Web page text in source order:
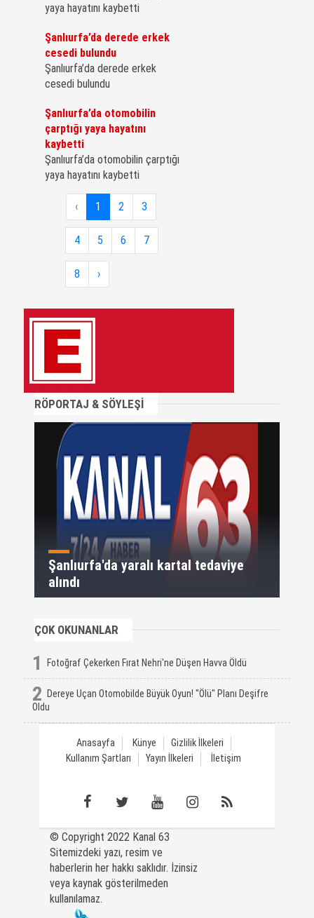
yaya hayatını kaybetti
Şanlıurfa’da derede erkek
cesedi bulundu
Şanlıurfa’da derede erkek
cesedi bulundu
Şanlıurfa’da otomobilin
çarptığı yaya hayatını
kaybetti
Şanlıurfa’da otomobilin çarptığı
yaya hayatını kaybetti
‹ 1 2 3
4 5 6 7
8 ›
RÖPORTAJ & SÖYLEŞİ
Şanlıurfa'da yaralı kartal tedaviye
alındı
ÇOK OKUNANLAR
1 Fotoğraf Çekerken Fırat Nehri'ne Düşen Havva Öldü
2
Dereye Uçan Otomobilde Büyük Oyun! "Ölü" Planı Deşifre
Oldu
Anasayfa Künye
Gizlilik İlkeleri
Kullanım Şartları
Yayın İlkeleri İletişim
© Copyright 2022 Kanal 63
Sitemizdeki yazı, resim ve
haberlerin her hakkı saklıdır. İzinsiz
veya kaynak gösterilmeden
kullanılamaz.